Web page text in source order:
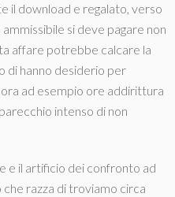
il download e regalato, verso
si deve pagare non
affare potrebbe calcare la
di hanno desiderio per
ad esempio ore addirittura
intenso di non
e il artificio dei confronto ad
razza di troviamo circa